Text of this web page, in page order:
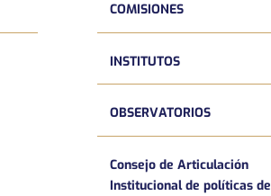
COMISIONES
INSTITUTOS
OBSERVATORIOS
Consejo de Articulación
Institucional de políticas de